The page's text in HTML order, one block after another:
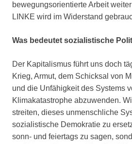
bewegungsorientierte Arbeit
LINKE wird im Widerstand
Was bedeutet sozialistische
Der Kapitalismus führt uns doch
Krieg, Armut, dem Schicksal von
und die Unfähigkeit des Systems
Klimakatastrophe abzuwenden.
streiten, dieses unmenschliche
sozialistische Demokratie zu
sonn- und feiertags zu sagen,